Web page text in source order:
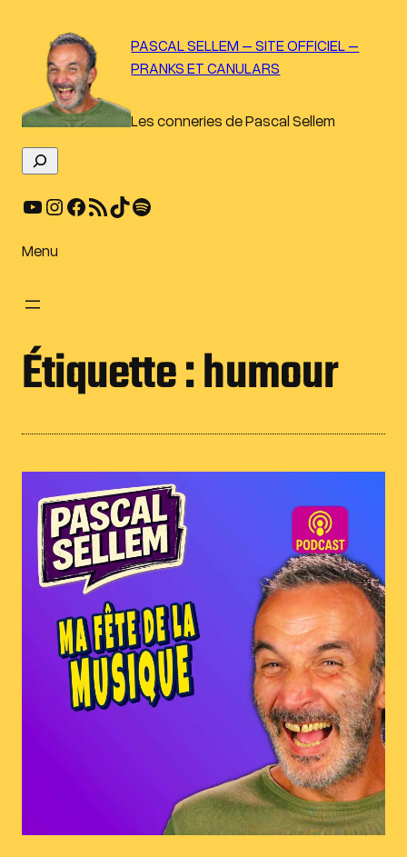
contenu
PASCAL SELLEM – SITE OFFICIEL –
PRANKS ET CANULARS
Les conneries de Pascal Sellem
e
c
e
YouTube Instagram Facebook Flux RSS TikTok Spotify
Menu
Étiquette :humour